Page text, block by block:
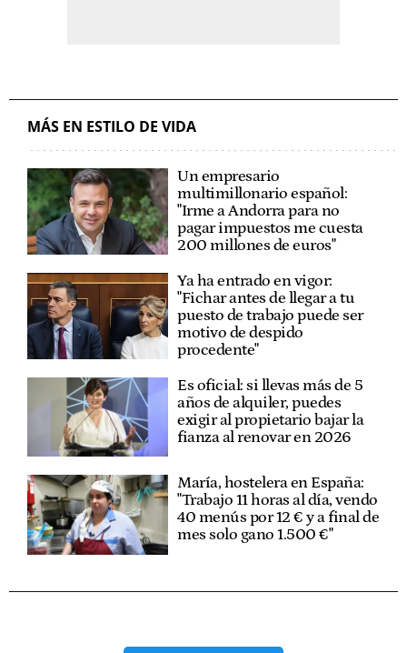
MÁS EN ESTILO DE VIDA
Un empresario
multimillonario español:
"Irme a Andorra para no
pagar impuestos me cuesta
200 millones de euros"
Ya ha entrado en vigor:
"Fichar antes de llegar a tu
puesto de trabajo puede ser
motivo de despido
procedente"
Es oficial: si llevas más de 5
años de alquiler, puedes
exigir al propietario bajar la
fianza al renovar en 2026
María, hostelera en España:
"Trabajo 11 horas al día, vendo
40 menús por 12 € y a final de
mes solo gano 1.500 €"